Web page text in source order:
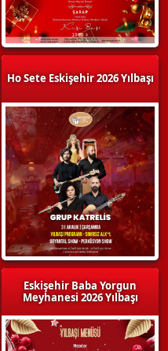
Ho Sete Eskişehir 2026 Yılbaşı
Eskişehir Baba Yorgun
Meyhanesi 2026 Yılbaşı